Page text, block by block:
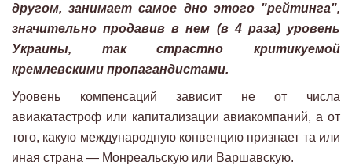
другом, занимает самое дно этого "рейтинга",
значительно продавив в нем (в 4 раза) уровень
Украины, так страстно критикуемой
кремлевскими пропагандистами.
Уровень компенсаций зависит не от числа
авиакатастроф или капитализации авиакомпаний, а от
того, какую международную конвенцию признает та или
иная страна — Монреальскую или Варшавскую.